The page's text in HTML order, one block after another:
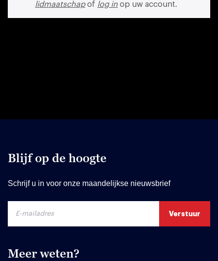
lidmaatschapof log in op uw account.
Blijf op de hoogte
Schrijf u in voor onze maandelijkse nieuwsbrief
Meer weten?